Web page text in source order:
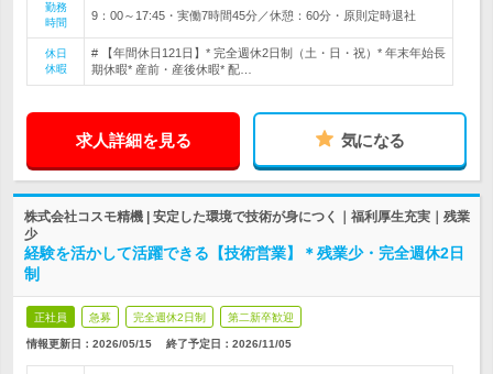
勤務
時間
9：00～17:45・実働7時間45分／休憩：60分・原則定時退社
休日
休暇
# 【年間休日121日】* 完全週休2日制（土・日・祝）* 年末年始長
期休暇* 産前・産後休暇* 配…
求人詳細を見る 気になる
株式会社コスモ精機 | 安定した環境で技術が身につく｜福利厚生充実｜残業
少
経験を活かして活躍できる【技術営業】＊残業少・完全週休2日
制
正社員 急募 完全週休2日制 第二新卒歓迎
情報更新日：2026/05/15 終了予定日： 2026/11/05